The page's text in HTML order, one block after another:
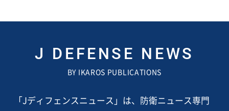
J DEFENSE NEWS
BY IKAROS PUBLICATIONS
「Jディフェンスニュース」は、防衛ニュース専門